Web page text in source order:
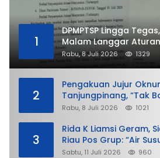
1
DPMPTSP Lingga
Malam Langgar
Rabu, 8 Juli 2026 1329
2
Pengakuan Jujur
Tanjungpinang, “Tak
demi Untung”
Rabu, 8 Juli 2026 1021
3
Rida K Liamsi Geram,
Riau Pos Grup: “Air
Sabtu, 11 Juli 2026 960